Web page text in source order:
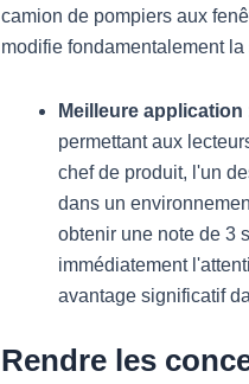
camion de pompiers aux
modifie fondamentalement
Meilleure application
permettant aux
chef de produit, l'un
dans un
obtenir une note de 3
immédiatement
avantage significatif
Rendre les